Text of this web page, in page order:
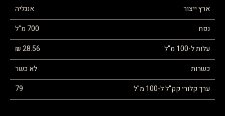
ארץ ייצור
אנגליה
נפח
700 מ"ל
עלות ל-100 מ"ל
28.56 ₪
כשרות
לא כשר
ערך קלורי קק"ל ל-100 מ"ל
79